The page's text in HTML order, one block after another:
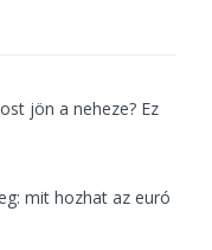
jön a neheze? Ez
mit hozhat az euró